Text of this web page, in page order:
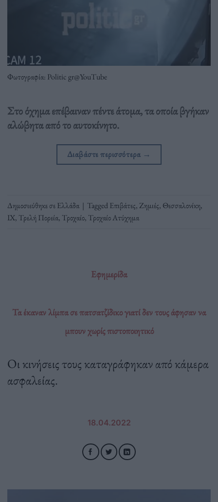
Φωτογραφία: Politic gr@YouTube
Στο όχημα επέβαιναν πέντε άτομα, τα οποία βγήκαν
αλώβητα από το αυτοκίνητο.
Διαβάστε περισσότερα →
Δημοσιεύθηκε σεΕλλάδα | TaggedΕπιβάτες,Ζημιές, Θεσσαλονίκη,
ΙΧ, Τρελή Πορεία, Τροχαίο, Τροχαίο Ατύχημα
Εφημερίδα
Τα έκαναν λίμπα σε πατσατζίδικο γιατί δεν τους άφησαν να
μπουν χωρίς πιστοποιητικό
Οι κινήσεις τους καταγράφηκαν από κάμερα
ασφαλείας.
18.04.2022